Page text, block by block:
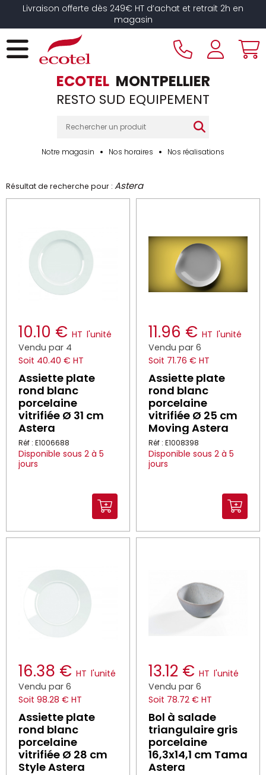
Livraison offerte dès 249€ HT d’achat et retrait 2h en
magasin
ECOTEL MONTPELLIER
RESTO SUD EQUIPEMENT
Notre magasin Nos horaires Nos réalisations
Résultat de recherche pour : Astera
10.10 € HT l'unité
Vendu par 4
Soit 40.40 € HT
Assiette plate
rond blanc
porcelaine
vitrifiée Ø 31 cm
Astera
Réf : E1006688
Disponible sous 2 à 5
jours
11.96 € HT l'unité
Vendu par 6
Soit 71.76 € HT
Assiette plate
rond blanc
porcelaine
vitrifiée Ø 25 cm
Moving Astera
Réf : E1008398
Disponible sous 2 à 5
jours
16.38 € HT l'unité
Vendu par 6
Soit 98.28 € HT
Assiette plate
rond blanc
porcelaine
vitrifiée Ø 28 cm
Style Astera
13.12 € HT l'unité
Vendu par 6
Soit 78.72 € HT
Bol à salade
triangulaire gris
porcelaine
16,3x14,1 cm Tama
Astera
Panneau de gestion des cookies